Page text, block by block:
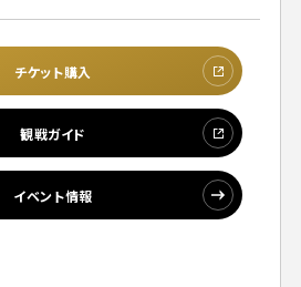
皆様へ
ァンサービス
ダー
業一覧
肖像権・ロゴについてプライバシーポリ
チケット購入
観戦ガイド
イベント情報